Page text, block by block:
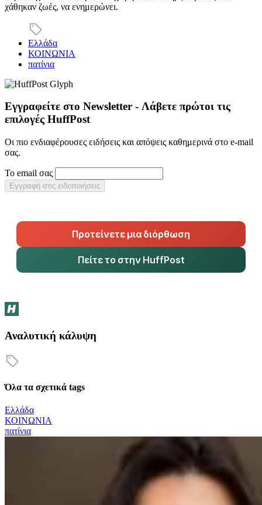
χάθηκαν ζωές, να ενημερώνει.
Ελλάδα
ΚΟΙΝΩΝΙΑ
πατίνια
Εγγραφείτε στο Newsletter - Λάβετε πρώτοι τις
επιλογές HuffPost
Οι πιο ενδιαφέρουσες ειδήσεις και απόψεις καθημερινά στο e-mail
σας.
Το email σας
Εγγραφή στις ειδοποιήσεις
Προτείνετε μια διόρθωση
Πείτε το στην HuffPost
Αναλυτική κάλυψη
Όλα τα σχετικά tags
Ελλάδα
ΚΟΙΝΩΝΙΑ
πατίνια